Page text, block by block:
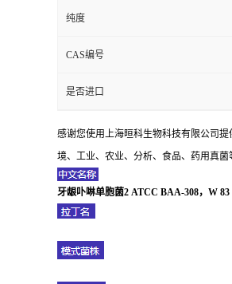
纯度
CAS编号
是否进口
感谢您使用上海晅科生物科技有限公司
境、工业、农业、分析、食品、药用真
牙龈卟啉单胞菌2 ATCC BAA-308，W 83